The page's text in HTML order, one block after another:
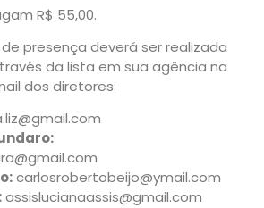
R$ 55,00.
presença deverá ser realizada
da lista em sua agência na
dos diretores:
carlosrobertobeijo@ymail.com
assislucianaassis@gmail.com